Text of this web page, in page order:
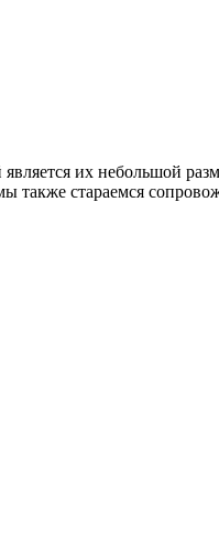
их небольшой
также стараемся